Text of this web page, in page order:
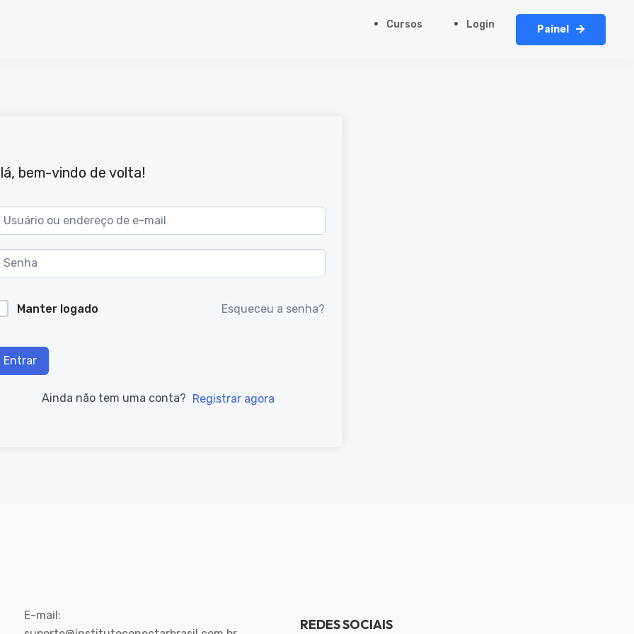
Cursos Login Painel
bem-vindo de volta!
Manter logado Esqueceu a senha?
Entrar
Ainda não tem uma conta? Registrar agora
E-mail:
REDES SOCIAIS